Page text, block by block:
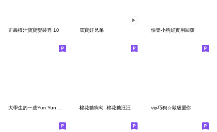
正義橙汁寶寶變裝秀 10 雪寶好兄弟 快樂小狗好實用回覆
棉花糖狗勾 .棉花糖汪汪 vip巧狗☆敲級愛你